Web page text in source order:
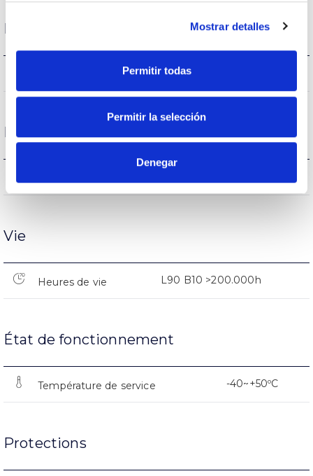
Mostrar detalles
Permitir todas
Permitir la selección
Denegar
Logement et finition
Performance
Vie
Heures de vie L90 B10 >200.000h
État de fonctionnement
Température de service -40~+50ºC
Protections